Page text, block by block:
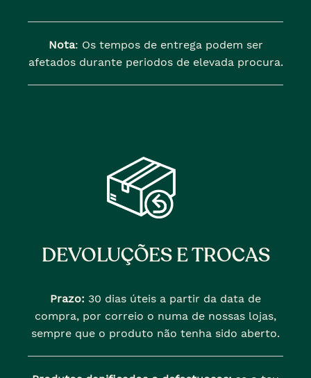
Nota: Os tempos de entrega podem ser
afetados durante periodos de elevada procura.
DEVOLUÇÕES E TROCAS
Prazo: 30 dias úteis a partir da data de
compra, por correio o numa de nossas lojas,
sempre que o produto não tenha sido aberto.